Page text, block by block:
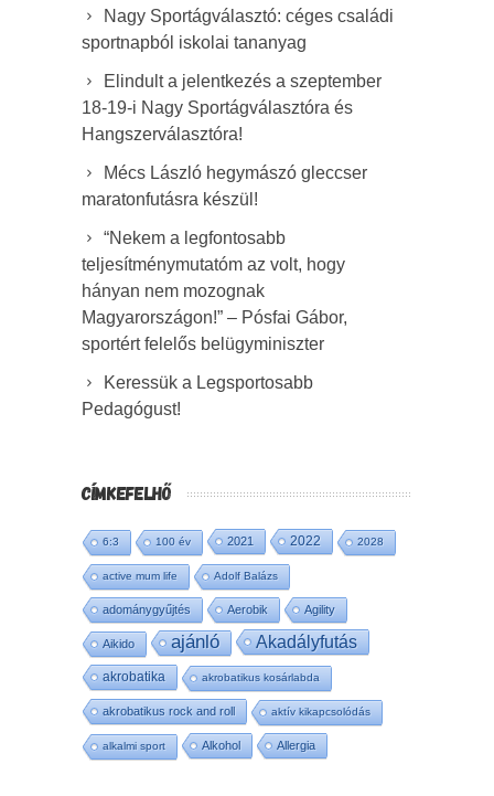
Nagy Sportágválasztó: céges családi
sportnapból iskolai tananyag
Elindult a jelentkezés a szeptember
18-19-i Nagy Sportágválasztóra és
Hangszerválasztóra!
Mécs László hegymászó gleccser
maratonfutásra készül!
“Nekem a legfontosabb
teljesítménymutatóm az volt, hogy
hányan nem mozognak
Magyarországon!” – Pósfai Gábor,
sportért felelős belügyminiszter
Keressük a Legsportosabb
Pedagógust!
CÍMKEFELHŐ
6:3 100 év 2021 2022 2028
active mum life Adolf Balázs
adománygyűjtés Aerobik Agility
Aikido ajánló Akadályfutás
akrobatika akrobatikus kosárlabda
akrobatikus rock and roll aktív kikapcsolódás
alkalmi sport Alkohol Allergia